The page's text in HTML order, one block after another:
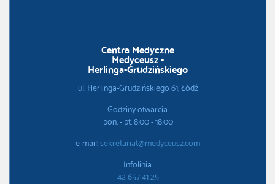
Centra Medyczne
Medyceusz -
Herlinga-Grudzińskiego
ul. Herlinga-Grudzińskiego 61, Łódź
Godziny otwarcia:
pon. - pt. 8:00 - 18:00
e-mail:sekretariat@medyceusz.com
Infolinia:
42 657 41 25